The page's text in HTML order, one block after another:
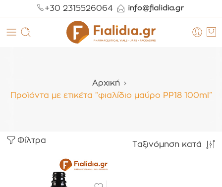
+30 2315526064
Αρχική
Προϊόντα με ετικέτα “φιαλίδιο μαύρο PP18 100ml”
Φίλτρα Ταξινόμηση κατά